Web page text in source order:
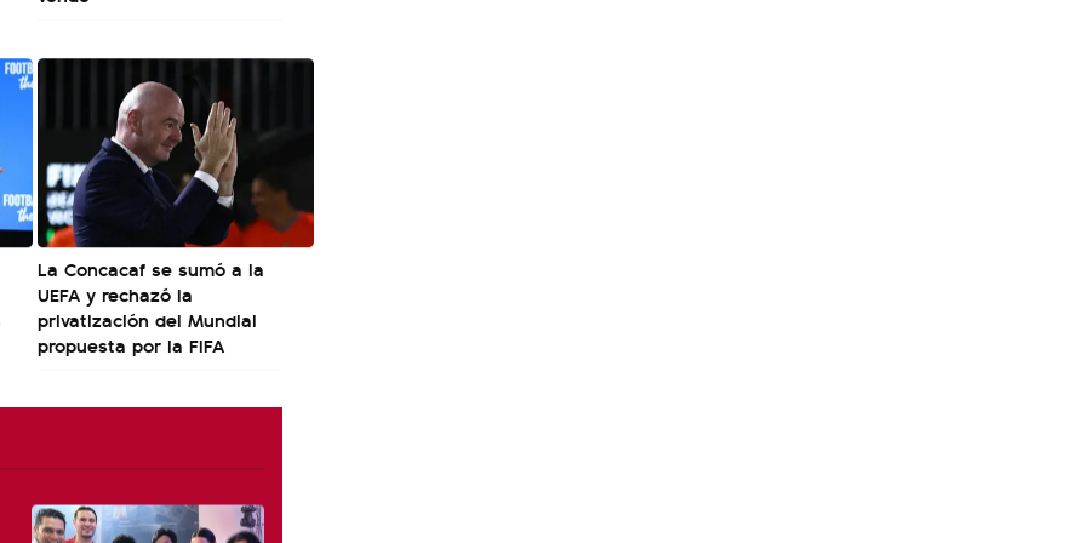
La Concacaf se sumó a la
UEFA y rechazó la
privatización del Mundial
propuesta por la FIFA